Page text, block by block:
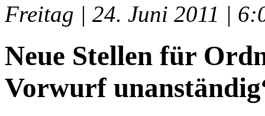
Freitag | 24. Juni 2011 |
Neue Stellen für
Vorwurf